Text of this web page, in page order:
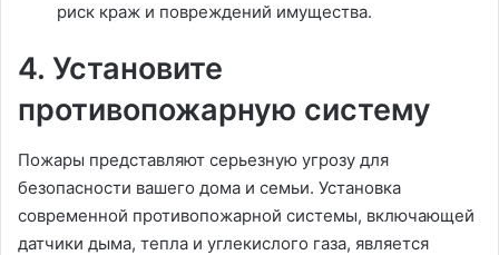
риск краж и повреждений имущества.
4. Установите
противопожарную систему
Пожары представляют серьезную угрозу для
безопасности вашего дома и семьи. Установка
современной противопожарной системы, включающей
датчики дыма, тепла и углекислого газа, является